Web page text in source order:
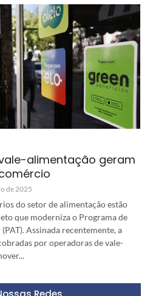
alimentação geram
de 2025
do setor de alimentação estão
que moderniza o Programa de
Assinada recentemente, a
por operadoras de vale-